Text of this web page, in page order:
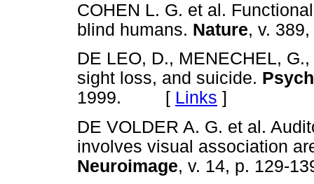
COHEN L. G. et al.
blind humans. Nature, v.
DE LEO, D., MENECHEL,
sight loss, and suicide.
1999. [ Links ]
DE VOLDER A. G. et al.
involves visual association
Neuroimage, v. 14, p.